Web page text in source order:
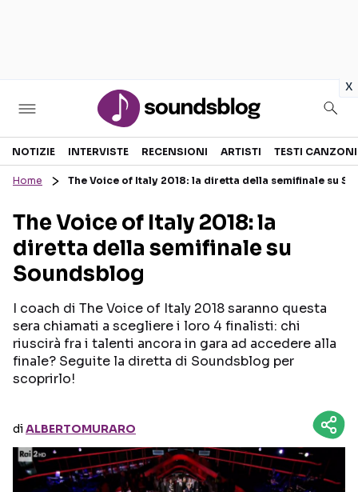
x
Sezioni
RECENSIONI MUSICALI
INTERVISTE
GOSSIP E CURIOSITÀ
TESTI CANZONI
TOUR ED EVENTI
NOTIZIE INTERVISTE RECENSIONI ARTISTI TESTI CANZONI
Home The Voice of Italy 2018: la diretta della semifinale su
The Voice of Italy 2018: la
diretta della semifinale su
Soundsblog
I coach di The Voice of Italy 2018 saranno questa
sera chiamati a scegliere i loro 4 finalisti: chi
riuscirà fra i talenti ancora in gara ad accedere alla
finale? Seguite la diretta di Soundsblog per
scoprirlo!
diALBERTOMURARO